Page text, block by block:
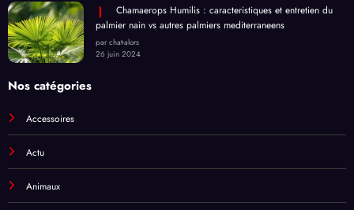
Chamaerops Humilis : caracteristiques et entretien du
palmier nain vs autres palmiers mediterraneens
par chat-alors
26 juin 2024
Nos catégories
Accessoires
Actu
Animaux